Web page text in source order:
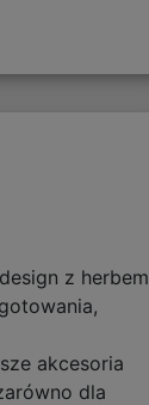
z herbem
akcesoria
dla